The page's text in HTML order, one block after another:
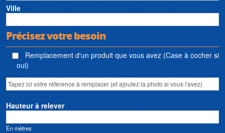
Ville
Précisez votre besoin
Remplacement d'un produit que vous avez (Case à cocher si
oui)
Hauteur à relever
En mètres